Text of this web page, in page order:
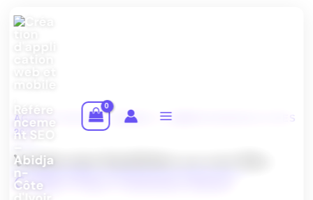
Aller
AGENCE DIGITALE ABIDJAN · MONÉTISATION DE SITES
2025
Vendre des Backlinks sur son Site :
Ce Qu'il Faut Vraiment Savoir